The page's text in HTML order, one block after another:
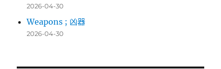
2026-04-30
Weapons ; 凶器
2026-04-30